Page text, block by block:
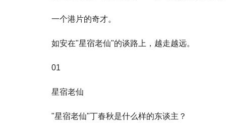
一个港片的奇才。
如安在"星宿老仙"的谈路上，越走越远。
01
星宿老仙
"星宿老仙"丁春秋是什么样的东谈主？